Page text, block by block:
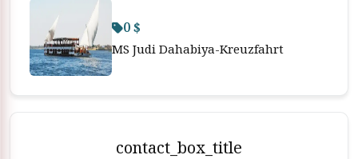
0 $
MS Judi Dahabiya-Kreuzfahrt
contact_box_title